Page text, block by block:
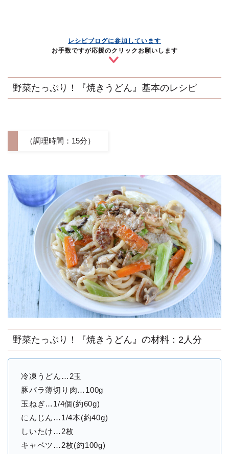
レシピブログに参加しています
お手数ですが応援のクリックお願いします
野菜たっぷり！『焼きうどん』基本のレシピ
（調理時間：15分）
野菜たっぷり！『焼きうどん』の材料：2人分
冷凍うどん…2玉
豚バラ薄切り肉…100g
玉ねぎ…1/4個(約60g)
にんじん…1/4本(約40g)
しいたけ…2枚
キャベツ…2枚(約100g)